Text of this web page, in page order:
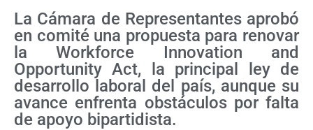
La Cámara de Representantes aprobó
en comité una propuesta para renovar
la Workforce Innovation and
Opportunity Act, la principal ley de
desarrollo laboral del país, aunque su
avance enfrenta obstáculos por falta
de apoyo bipartidista.